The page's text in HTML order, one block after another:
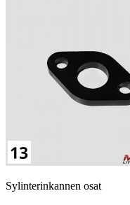
Sylinterinkannen osat